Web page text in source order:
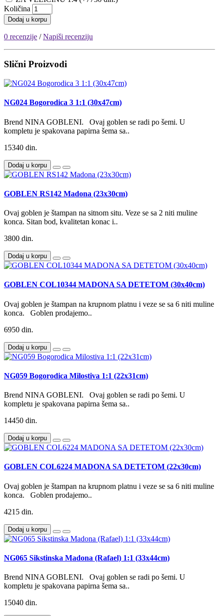
Količina
Dodaj u korpu
0 recenzije /Napiši recenziju
Slični Proizvodi
NG024 Bogorodica 3 1:1 (30x47cm)
Brend NINA GOBLENI. Ovaj goblen se radi po šemi. U
kompletu je spakovana papirna šema sa..
15340 din.
Dodaj u korpu
GOBLEN RS142 Madona (23x30cm)
Ovaj goblen je štampan na sitnom situ. Veze se sa 2 niti muline
konca. Sitan bod, kvalitetan konac i..
3800 din.
Dodaj u korpu
GOBLEN COL10344 MADONA SA DETETOM (30x40cm)
Ovaj goblen je štampan na krupnom platnu i veze se sa 6 niti muline
konca. Goblen prodajemo..
6950 din.
Dodaj u korpu
NG059 Bogorodica Milostiva 1:1 (22x31cm)
Brend NINA GOBLENI. Ovaj goblen se radi po šemi. U
kompletu je spakovana papirna šema sa..
14450 din.
Dodaj u korpu
GOBLEN COL6224 MADONA SA DETETOM (22x30cm)
Ovaj goblen je štampan na krupnom platnu i veze se sa 6 niti muline
konca. Goblen prodajemo..
4215 din.
Dodaj u korpu
NG065 Sikstinska Madona (Rafael) 1:1 (33x44cm)
Brend NINA GOBLENI. Ovaj goblen se radi po šemi. U
kompletu je spakovana papirna šema sa..
15040 din.